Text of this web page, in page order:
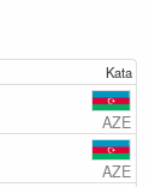
Kata
AZE
AZE